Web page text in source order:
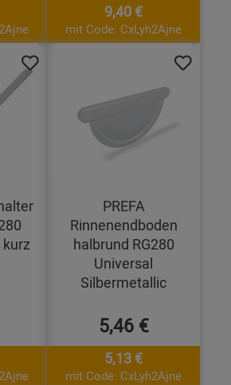
9,40 €
mit Code: CxLyh2Ajne
PREFA
Rinnenendboden
halbrund RG280
Universal
Silbermetallic
5,46 €
5,13 €
mit Code: CxLyh2Ajne